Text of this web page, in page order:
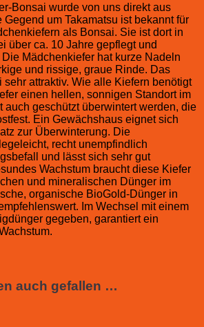
Bonsai wurde von uns direkt aus
um Takamatsu ist bekannt für
als Bonsai. Sie ist dort in
über ca. 10 Jahre gepflegt und
Mädchenkiefer hat kurze Nadeln
und rissige, graue Rinde. Das
sehr attraktiv. Wie alle Kiefern benötigt
einen hellen, sonnigen Standort im
auch geschützt überwintert werden, die
Ein Gewächshaus eignet sich
zur Überwinterung. Die
recht unempfindlich
und lässt sich sehr gut
Wachstum braucht diese Kiefer
und mineralischen Dünger im
organische BioGold-Dünger in
Im Wechsel mit einem
gegeben, garantiert ein
auch gefallen …